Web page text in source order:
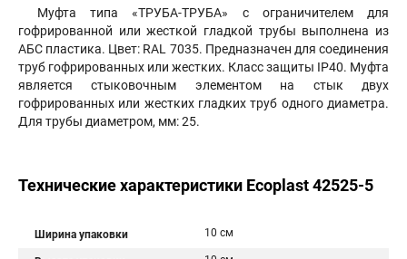
Муфта типа «ТРУБА-ТРУБА» с ограничителем для
гофрированной или жесткой гладкой трубы выполнена из
АБС пластика. Цвет: RAL 7035. Предназначен для соединения
труб гофрированных или жестких. Класс защиты IP40. Муфта
является стыковочным элементом на стык двух
гофрированных или жестких гладких труб одного диаметра.
Для трубы диаметром, мм: 25.
Технические характеристики Ecoplast 42525-5
Ширина упаковки 10 см